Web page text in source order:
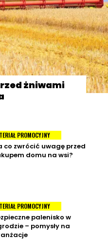
żniwami
PROMOCYJNY
co zwrócić uwagę przed
domu na wsi?
PROMOCYJNY
palenisko w
– pomysły na